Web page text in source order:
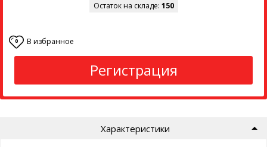
Остаток на складе: 150
0 В избранное
Регистрация
Характеристики